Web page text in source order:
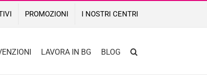
PROMOZIONI I NOSTRI CENTRI
LAVORA IN BG BLOG